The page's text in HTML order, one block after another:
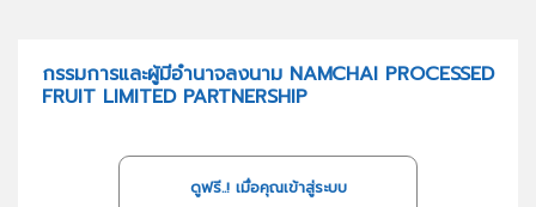
กรรมการและผู้มีอำนาจลงนาม NAMCHAI PROCESSED
FRUIT LIMITED PARTNERSHIP
ดูฟรี..! เมื่อคุณเข้าสู่ระบบ